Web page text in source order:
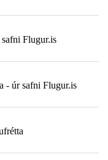
Flugur.is
- úr safni Flugur.is